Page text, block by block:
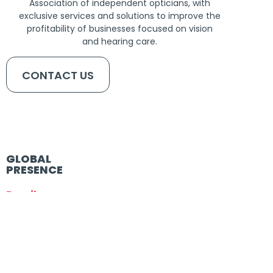
Association of independent opticians, with
exclusive services and solutions to improve the
profitability of businesses focused on vision
and hearing care.
CONTACT US
GLOBAL
PRESENCE
Brazil